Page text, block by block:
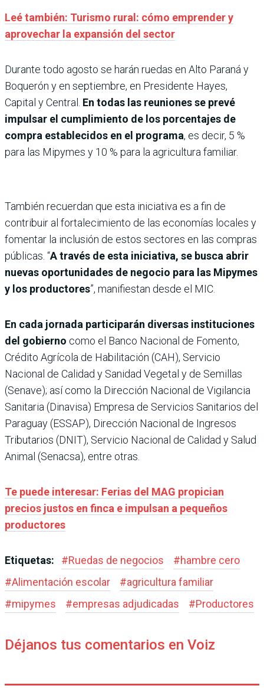
Leé también: Turismo rural: cómo emprender y
aprovechar la expansión del sector
Durante todo agosto se harán ruedas en Alto Paraná y
Boquerón y en septiembre, en Presidente Hayes,
Capital y Central. En todas las reuniones se prevé
impulsar el cumplimiento de los porcentajes de
compra establecidos en el programa, es decir, 5 %
para las Mipymes y 10 % para la agricultura familiar.
También recuerdan que esta iniciativa es a fin de
contribuir al fortalecimiento de las economías locales y
fomentar la inclusión de estos sectores en las compras
públicas. “A través de esta iniciativa, se busca abrir
nuevas oportunidades de negocio para las Mipymes
y los productores”, manifiestan desde el MIC.
En cada jornada participarán diversas instituciones
del gobierno como el Banco Nacional de Fomento,
Crédito Agrícola de Habilitación (CAH), Servicio
Nacional de Calidad y Sanidad Vegetal y de Semillas
(Senave); así como la Dirección Nacional de Vigilancia
Sanitaria (Dinavisa) Empresa de Servicios Sanitarios del
Paraguay (ESSAP), Dirección Nacional de Ingresos
Tributarios (DNIT), Servicio Nacional de Calidad y Salud
Animal (Senacsa), entre otras.
Te puede interesar: Ferias del MAG propician
precios justos en finca e impulsan a pequeños
productores
Etiquetas: #Ruedas de negocios #hambre cero
#Alimentación escolar #agricultura familiar
#mipymes #empresas adjudicadas #Productores
Déjanos tus comentarios en Voiz